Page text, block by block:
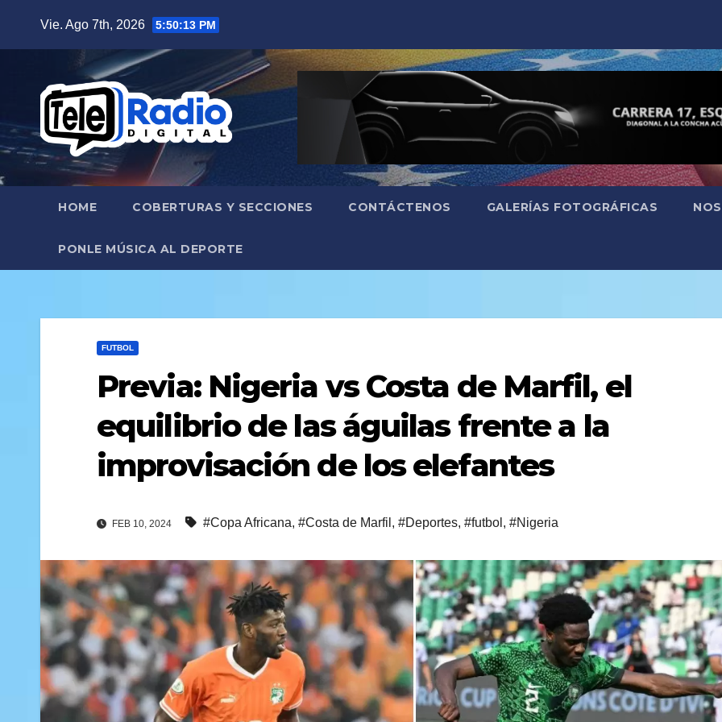
Vie. Ago 7th, 2026 5:50:15 PM
HOME COBERTURAS Y SECCIONES CONTÁCTENOS GALERÍAS FOTOGRÁFICAS
PONLE MÚSICA AL DEPORTE
FUTBOL
Previa: Nigeria vs Costa de Marfil, el
equilibrio de las águilas frente a la
improvisación de los elefantes
FEB 10, 2024 #Copa Africana, #Costa de Marfil , #Deportes, #futbol , #Nigeria